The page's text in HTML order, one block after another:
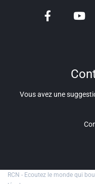
Vous avez une
RCN - Ecoutez le monde qui